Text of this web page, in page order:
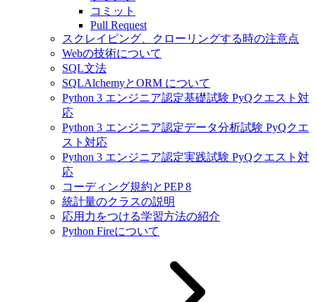
コミット
Pull Request
スクレイピング、クローリングする時の注意点
Webの技術について
SQL文法
SQLAlchemyとORM について
Python 3 エンジニア認定基礎試験 PyQクエスト対
応
Python 3 エンジニア認定データ分析試験 PyQクエ
スト対応
Python 3 エンジニア認定実践試験 PyQクエスト対
応
コーディング規約とPEP 8
統計量のクラスの説明
応用力をつける学習方法の紹介
Python Fireについて